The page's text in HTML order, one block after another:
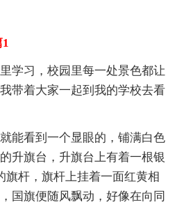
学习，校园里每一处景色都让
带着大家一起到我的学校去看
能看到一个显眼的，铺满白色
升旗台，升旗台上有着一根银
旗杆，旗杆上挂着一面红黄相
国旗便随风飘动，好像在向同